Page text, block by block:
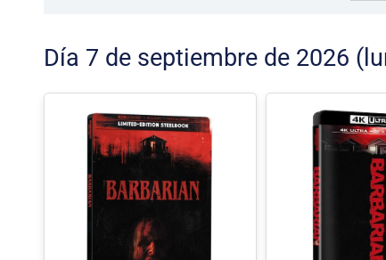
Día 7 de septiembre de 2026